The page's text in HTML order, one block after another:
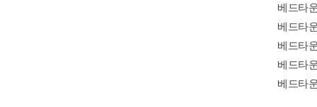
베드타
베드타
베드타
베드타
베드타